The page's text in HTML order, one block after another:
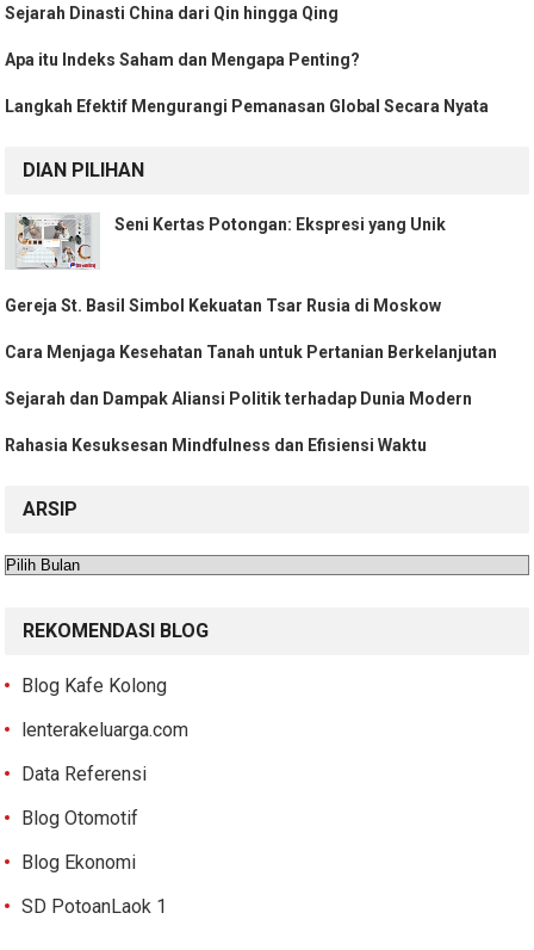
Sejarah Dinasti China dari Qin hingga Qing
Apa itu Indeks Saham dan Mengapa Penting?
Langkah Efektif Mengurangi Pemanasan Global Secara Nyata
DIAN PILIHAN
Seni Kertas Potongan: Ekspresi yang Unik
Gereja St. Basil Simbol Kekuatan Tsar Rusia di Moskow
Cara Menjaga Kesehatan Tanah untuk Pertanian Berkelanjutan
Sejarah dan Dampak Aliansi Politik terhadap Dunia Modern
Rahasia Kesuksesan Mindfulness dan Efisiensi Waktu
ARSIP
Arsip
REKOMENDASI BLOG
Blog Kafe Kolong
lenterakeluarga.com
Data Referensi
Blog Otomotif
Blog Ekonomi
SD PotoanLaok 1